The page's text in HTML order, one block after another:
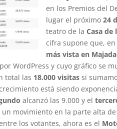
en los Premios del
lugar el próximo24
teatro de laCasa
cifra supone que,
más vista en
WordPress y cuyo gráfico se
total las 18.000 visitas si
está siendo
alcanzó las 9.000 y el
movimiento en la parte alta
los votantes, ahora es el